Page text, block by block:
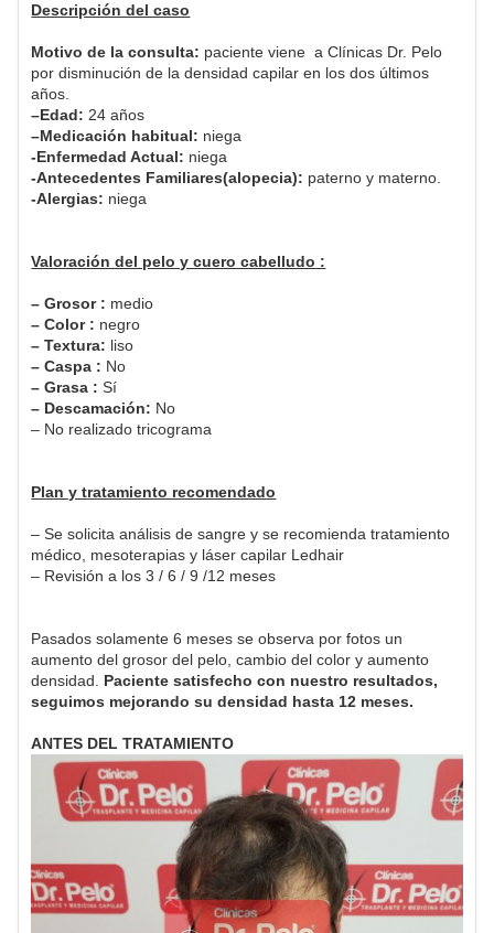
Descripción del caso
Motivo de la consulta: paciente viene a Clínicas Dr. Pelo
por disminución de la densidad capilar en los dos últimos
años.
–Edad: 24 años
–Medicación habitual: niega
-Enfermedad Actual: niega
-Antecedentes Familiares(alopecia): paterno y materno.
-Alergias: niega
Valoración del pelo y cuero cabelludo :
– Grosor : medio
– Color : negro
– Textura: liso
– Caspa : No
– Grasa : Sí
– Descamación: No
– No realizado tricograma
Plan y tratamiento recomendado
– Se solicita análisis de sangre y se recomienda tratamiento
médico, mesoterapias y láser capilar Ledhair
– Revisión a los 3 / 6 / 9 /12 meses
Pasados solamente 6 meses se observa por fotos un
aumento del grosor del pelo, cambio del color y aumento
densidad. Paciente satisfecho con nuestro resultados,
seguimos mejorando su densidad hasta 12 meses.
ANTES DEL TRATAMIENTO